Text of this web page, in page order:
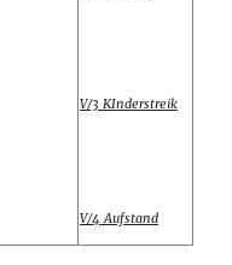
V/3 KInderstreik
V/4 Aufstand